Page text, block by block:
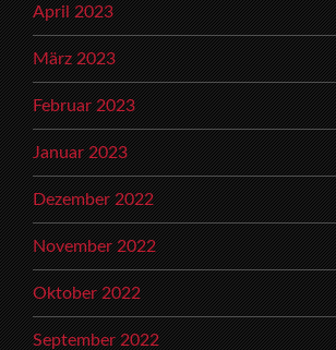
April 2023
März 2023
Februar 2023
Januar 2023
Dezember 2022
November 2022
Oktober 2022
September 2022